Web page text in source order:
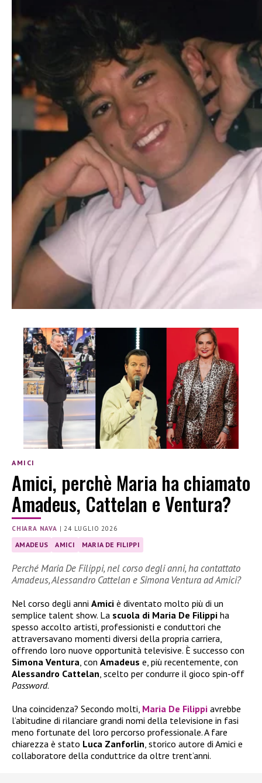
AMICI
Amici, perchè Maria ha chiamato
Amadeus, Cattelan e Ventura?
CHIARA NAVA |24 LUGLIO 2026
AMADEUS AMICI MARIA DE FILIPPI
Perché Maria De Filippi, nel corso degli anni, ha contattato
Amadeus, Alessandro Cattelan e Simona Ventura ad Amici?
Nel corso degli anni Amici è diventato molto più di un
semplice talent show. La scuola di Maria De Filippi ha
spesso accolto artisti, professionisti e conduttori che
attraversavano momenti diversi della propria carriera,
offrendo loro nuove opportunità televisive. È successo con
Simona Ventura, con Amadeus e, più recentemente, con
Alessandro Cattelan, scelto per condurre il gioco spin-off
Password.
Una coincidenza? Secondo molti, Maria De Filippi avrebbe
l’abitudine di rilanciare grandi nomi della televisione in fasi
meno fortunate del loro percorso professionale. A fare
chiarezza è stato Luca Zanforlin, storico autore di Amici e
collaboratore della conduttrice da oltre trent’anni.